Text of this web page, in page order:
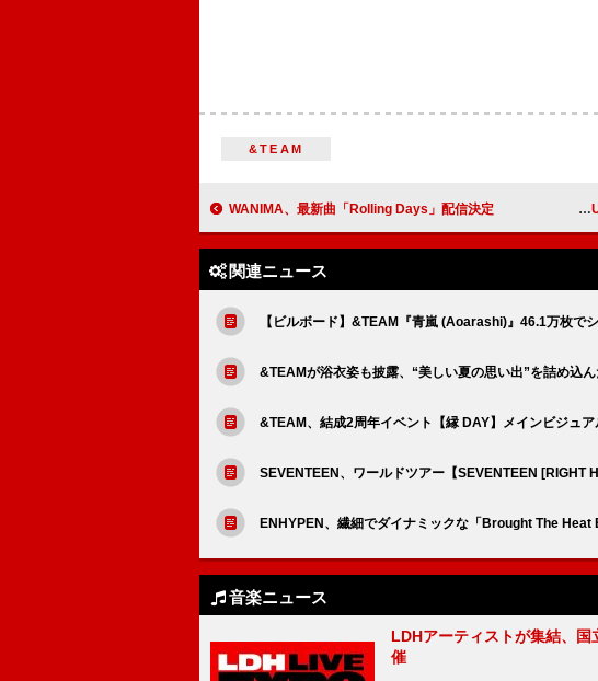
&TEAM
WANIMA、最新曲「Rolling Days」配信決定
関連ニュース
【ビルボード】&TEAM『青嵐 (Aoarashi)』46.1万枚で
&TEAMが浴衣姿も披露、“美しい夏の思い出”を詰め込
&TEAM、結成2周年イベント【縁 DAY】メインビジュ
SEVENTEEN、ワールドツアー【SEVENTEEN [RIGHT
ENHYPEN、繊細でダイナミックな「Brought The Heat
音楽ニュース
LDHアーティストが集結、
催